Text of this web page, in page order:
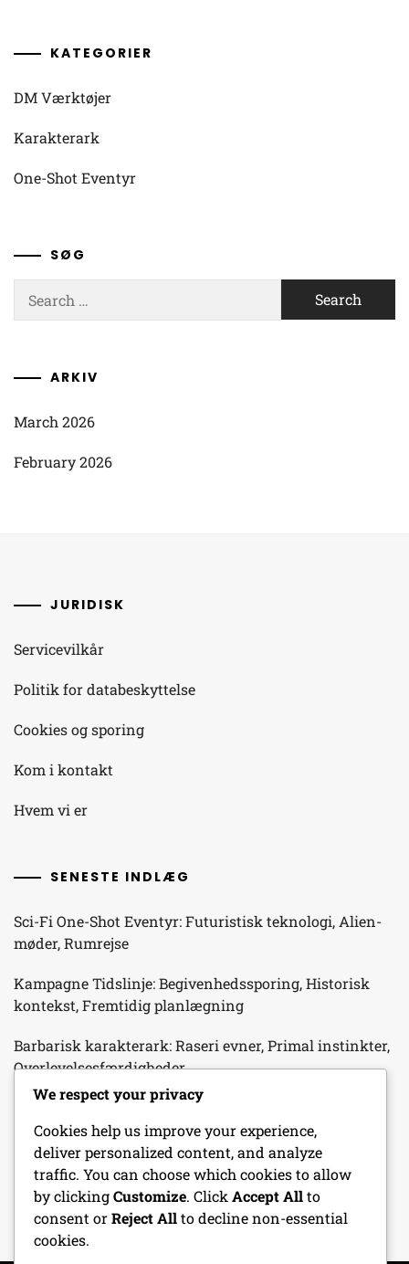
KATEGORIER
DM Værktøjer
Karakterark
One-Shot Eventyr
SØG
for:
ARKIV
March 2026
February 2026
JURIDISK
Servicevilkår
Politik for databeskyttelse
Cookies og sporing
Kom i kontakt
Hvem vi er
SENESTE INDLÆG
Sci-Fi One-Shot Eventyr: Futuristisk teknologi, Alien-
møder, Rumrejse
Kampagne Tidslinje: Begivenhedssporing, Historisk
kontekst, Fremtidig planlægning
Barbarisk karakterark: Raseri evner, Primal instinkter,
Overlevelsesfærdigheder
Initiativ Tracker: Tur rækkefølge, Kamp forløb,
Spillerhåndtering
Dungeon Crawl One-Shot Eventyr: Fælder, Monstre,
Skattekamre
We respect your privacy
Cookies help us improve your experience,
deliver personalized content, and analyze
traffic. You can choose which cookies to allow
by clickingCustomize. Click Accept Allto
consent orReject Allto decline non-essential
cookies.